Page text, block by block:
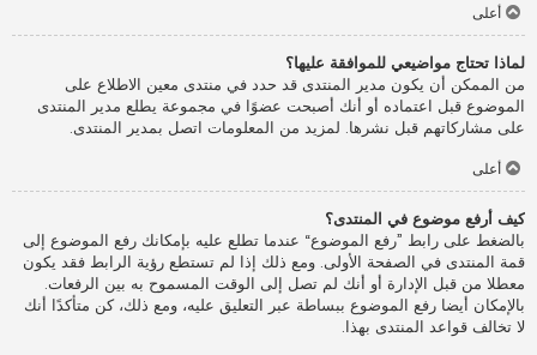
أعلى
لماذا تحتاج مواضيعي للموافقة عليها؟
من الممكن أن يكون مدير المنتدى قد حدد في منتدى معين الاطلاع على
الموضوع قبل اعتماده أو أنك أصبحت عضوًا في مجموعة يطلع مدير المنتدى
على مشاركاتهم قبل نشرها. لمزيد من المعلومات اتصل بمدير المنتدى.
أعلى
كيف أرفع موضوع في المنتدى؟
بالضغط على رابط ”رفع الموضوع“ عندما تطلع عليه بإمكانك رفع الموضوع إلى
قمة المنتدى في الصفحة الأولى. ومع ذلك إذا لم تستطع رؤية الرابط فقد يكون
معطلا من قبل الإدارة أو أنك لم تصل إلى الوقت المسموح به بين الرفعات.
بالإمكان أيضا رفع الموضوع ببساطة عبر التعليق عليه، ومع ذلك، كن متأكدًا أنك
لا تخالف قواعد المنتدى بهذا.